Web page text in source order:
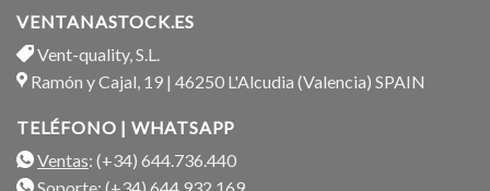
VENTANASTOCK.ES
Vent-quality, S.L.
Ramón y Cajal, 19 | 46250 L'Alcudia (Valencia) SPAIN
TELÉFONO | WHATSAPP
Ventas: (+34) 644.736.440